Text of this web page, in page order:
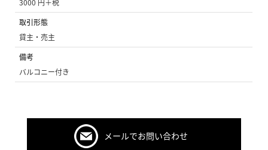
3000 円＋税
取引形態
貸主・売主
備考
バルコニー付き
メールでお問い合わせ